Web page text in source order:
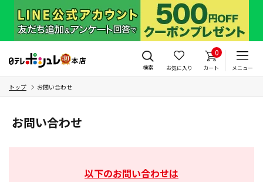
検索 お気に入り
0
カート メニュー
トップ お問い合わせ
お問い合わせ
以下のお問い合わせは